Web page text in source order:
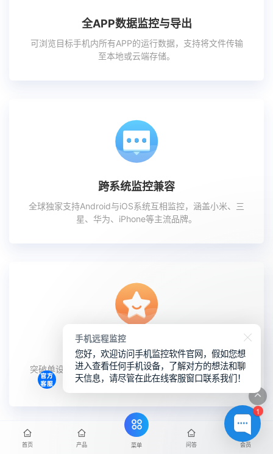
全APP数据监控与导出
可浏览目标手机内所有APP的运行数据，支持将文件传输
至本地或云端存储。
跨系统监控兼容
全球独家支持Android与iOS系统互相监控，涵盖小米、三
星、华为、iPhone等主流品牌。
多设备同时管理
突破单设备限制，支持同时监控多台手机，并可随时切换
查看不同设备。
首页 产品 菜单 问答 会员
1
手机远程监控
您好，欢迎访问手机监控软件官网，假如您想
进入查看任何手机设备，了解对方的想法和聊
天信息，请尽管在此在线客服窗口联系我们！